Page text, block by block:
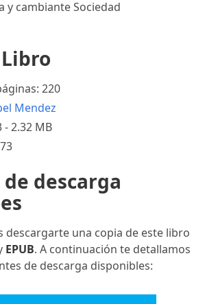
y cambiante Sociedad
220
Mendez
- 2.32 MB
descarga
descargarte una copia de este libro
EPUB. A continuación te detallamos
de descarga disponibles: